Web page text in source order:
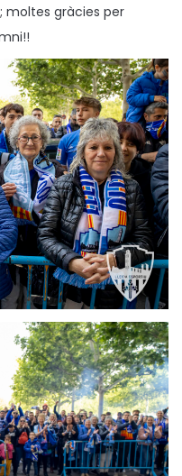
moltes gràcies per